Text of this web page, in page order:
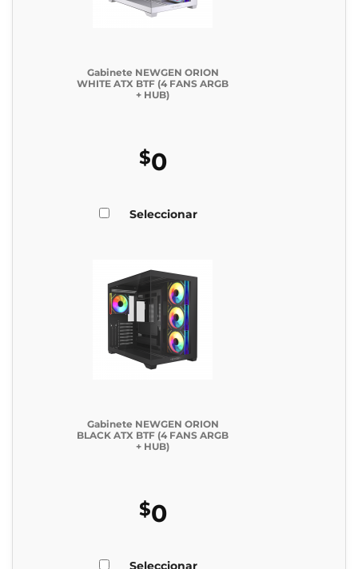
Gabinete NEWGEN ORION
WHITE ATX BTF (4 FANS ARGB
+ HUB)
$0
Seleccionar
Gabinete NEWGEN ORION
BLACK ATX BTF (4 FANS ARGB
+ HUB)
$0
Seleccionar